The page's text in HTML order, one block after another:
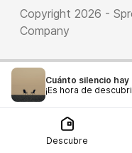
Copyright 2026 -
Company
Cuánto silencio hay
¡Es hora de
Descubre